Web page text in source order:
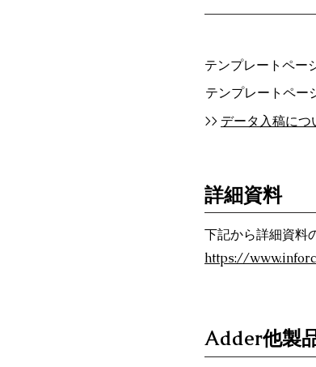
テンプレートペー
テンプレートペー
>> データ入稿に
詳細資料
下記から詳細資料
https://
Adder他製